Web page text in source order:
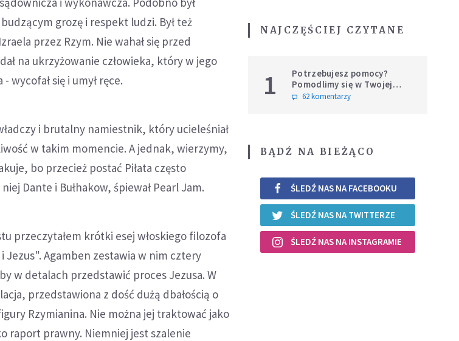
grozę i respekt ludzi. Był też
przez Rzym. Nie wahał się przed
na ukrzyżowanie człowieka, który w jego
wycofał się i umył ręce.
i brutalny namiestnik, który ucieleśniał
w takim momencie. A jednak, wierzymy,
bo przecież postać Piłata często
Dante i Bułhakow, śpiewał Pearl Jam.
przeczytałem krótki esej włoskiego filozofa
Jezus". Agamben zestawia w nim cztery
w detalach przedstawić proces Jezusa. W
przedstawiona z dość dużą dbałością o
Rzymianina. Nie można jej traktować jako
raport prawny. Niemniej jest szalenie
NAJCZĘŚCIEJ CZYTANE
1
Potrzebujesz pomocy?
Pomodlimy się w Twojej
intencji
62 komentarzy
BĄDŹ NA BIEŻĄCO
ŚLEDŹ NAS NA FACEBOOKU
ŚLEDŹ NAS NA TWITTERZE
ŚLEDŹ NAS NA INSTAGRAMIE